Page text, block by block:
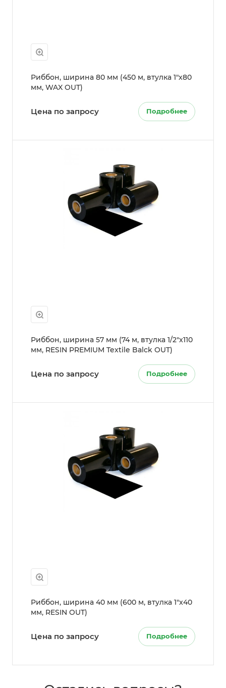
Риббон, ширина 80 мм (450 м, втулка 1"x80
мм, WAX OUT)
Цена по запросу Подробнее
Риббон, ширина 57 мм (74 м, втулка 1/2"x110
мм, RESIN PREMIUM Textile Balck OUT)
Цена по запросу Подробнее
Риббон, ширина 40 мм (600 м, втулка 1"x40
мм, RESIN OUT)
Цена по запросу Подробнее